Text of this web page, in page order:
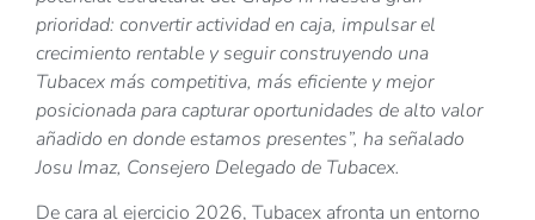
prioridad: convertir actividad en caja, impulsar el
crecimiento rentable y seguir construyendo una
Tubacex más competitiva, más eficiente y mejor
posicionada para capturar oportunidades de alto valor
añadido en donde estamos presentes”, ha señalado
Josu Imaz, Consejero Delegado de Tubacex.
De cara al ejercicio 2026, Tubacex afronta un entorno